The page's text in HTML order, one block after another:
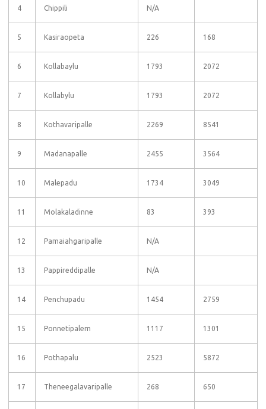
4 Chippili N/A
5 Kasiraopeta 226 168
6 Kollabaylu 1793 2072
7 Kollabylu 1793 2072
8 Kothavaripalle 2269 8541
9 Madanapalle 2455 3564
10 Malepadu 1734 3049
11 Molakaladinne 83 393
12 Pamaiahgaripalle N/A
13 Pappireddipalle N/A
14 Penchupadu 1454 2759
15 Ponnetipalem 1117 1301
16 Pothapalu 2523 5872
17 Theneegalavaripalle 268 650